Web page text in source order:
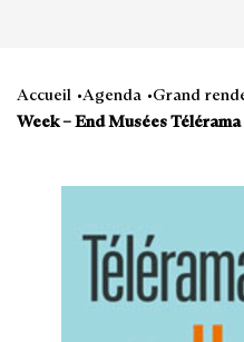
Accueil Agenda Grand
Week – End Musées Télérama